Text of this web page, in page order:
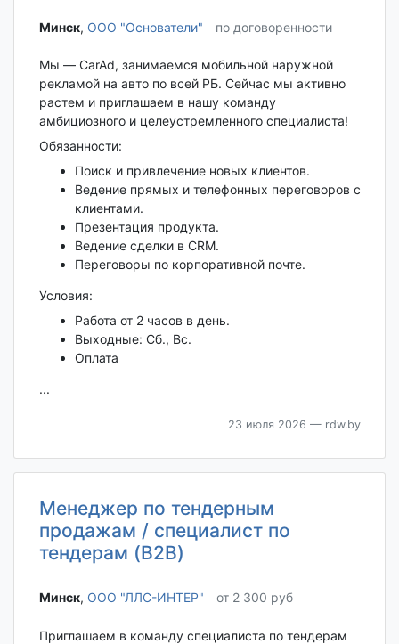
Минск‎, ООО "Основатели" по договоренности
Мы — CarAd, занимаемся мобильной наружной
рекламой на авто по всей РБ. Сейчас мы активно
растем и приглашаем в нашу команду
амбициозного и целеустремленного специалиста!
Обязанности:
Поиск и привлечение новых клиентов.
Ведение прямых и телефонных переговоров с
клиентами.
Презентация продукта.
Ведение сделки в CRM.
Переговоры по корпоративной почте.
Условия:
Работа от 2 часов в день.
Выходные: Сб., Вс.
Оплата
...
23 июля 2026 — rdw.by
Менеджер по тендерным
продажам / специалист по
тендерам (B2B)
Минск‎, ООО "ЛЛС-ИНТЕР" от 2 300 руб
Приглашаем в команду специалиста по тендерам